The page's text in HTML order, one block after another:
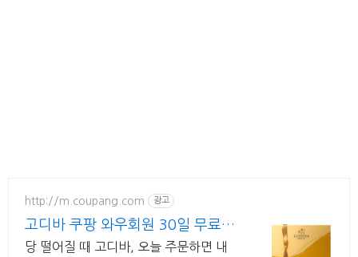
http://m.coupang.com 광고
고디바 쿠팡 와우회원 30일 무료반
품
당 떨어질 때 고디바, 오늘 주문하면 내